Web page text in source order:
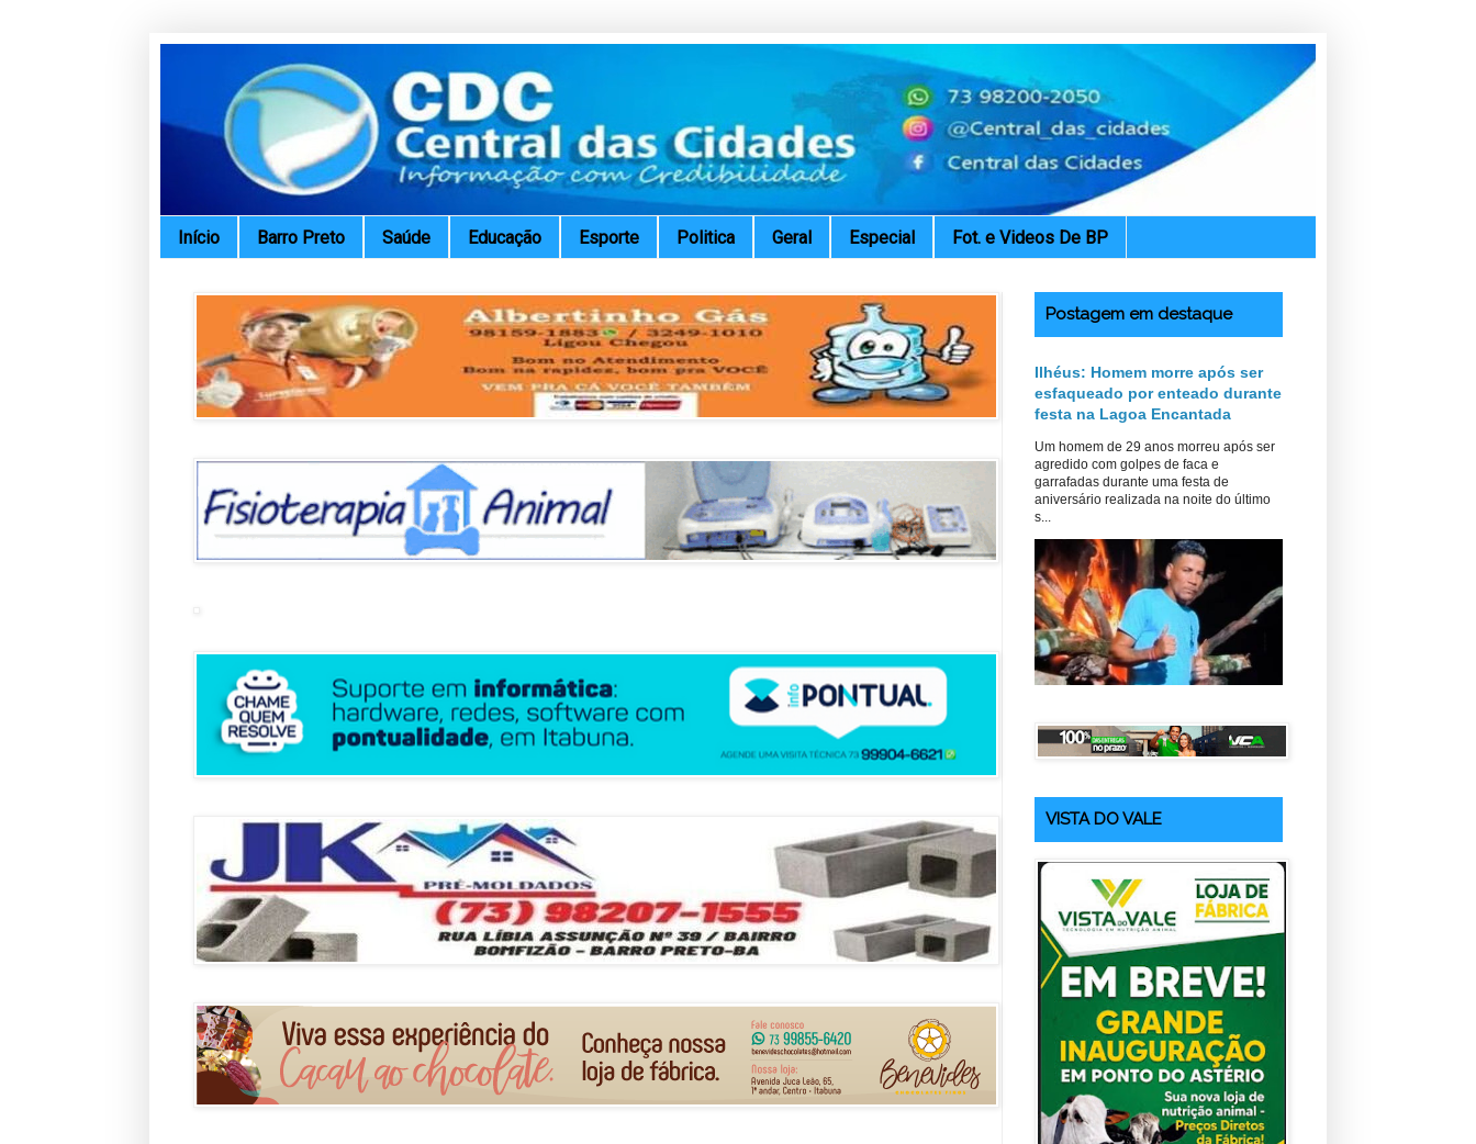
Início Barro Preto Saúde Educação Esporte Politica Geral Especial Fot. e Videos De BP
Postagem em destaque
Ilhéus: Homem morre após ser
esfaqueado por enteado durante
festa na Lagoa Encantada
Um homem de 29 anos morreu após ser
agredido com golpes de faca e
garrafadas durante uma festa de
aniversário realizada na noite do último
s...
VISTA DO VALE